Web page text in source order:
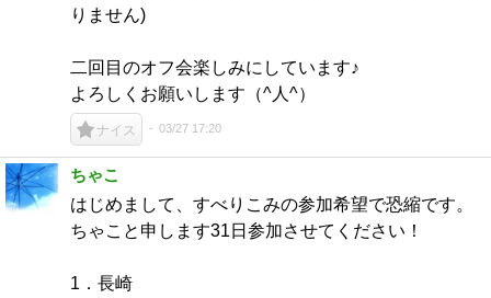
りません)
二回目のオフ会楽しみにしています♪
よろしくお願いします（^人^）
ナイス 03/27 17:20
ちゃこ
はじめまして、すべりこみの参加希望で恐縮です。
ちゃこと申します31日参加させてください！
1．長崎